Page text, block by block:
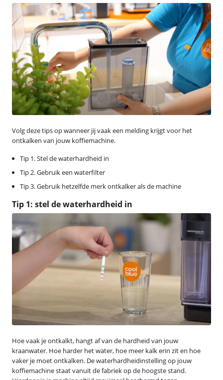
Volg deze tips op wanneer jij vaak een melding krijgt voor het
ontkalken van jouw koffiemachine.
Tip 1. Stel de waterhardheid in
Tip 2. Gebruik een waterfilter
Tip 3. Gebruik hetzelfde merk ontkalker als de machine
Tip 1: stel de waterhardheid in
Hoe vaak je ontkalkt, hangt af van de hardheid van jouw
kraanwater. Hoe harder het water, hoe meer kalk erin zit en hoe
vaker je moet ontkalken. De waterhardheidinstelling op jouw
koffiemachine staat vanuit de fabriek op de hoogste stand.